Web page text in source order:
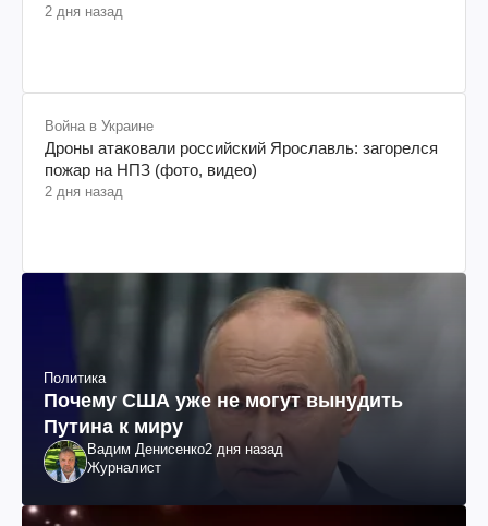
2 дня назад
Война в Украине
Дроны атаковали российский Ярославль: загорелся
пожар на НПЗ (фото, видео)
2 дня назад
Политика
Почему США уже не могут вынудить
Путина к миру
Вадим Денисенко2 дня назад
Журналист